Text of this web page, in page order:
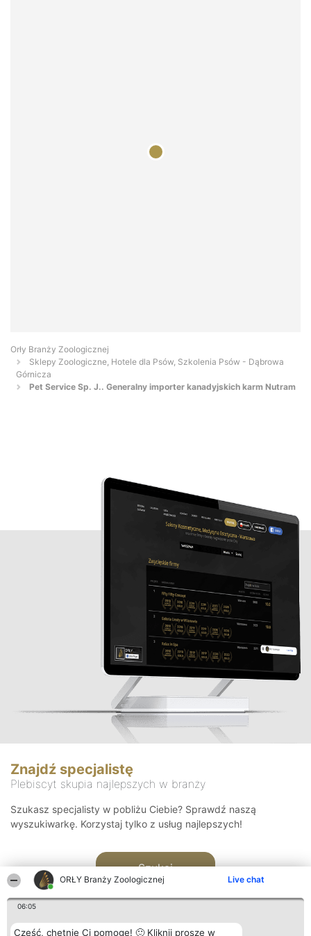
ORŁY Branży Zoologicznej Live chat
06:05
Cześć, chętnie Ci pomogę! 🙂 Kliknij proszę w
Orły Branży Zoologicznej
Sklepy Zoologiczne, Hotele dla Psów, Szkolenia Psów - Dąbrowa
Górnicza
Pet Service Sp. J.. Generalny importer kanadyjskich karm Nutram
Znajdź specjalistę
Plebiscyt skupia najlepszych w branży
Szukasz specjalisty w pobliżu Ciebie? Sprawdź naszą
wyszukiwarkę. Korzystaj tylko z usług najlepszych!
Szukaj